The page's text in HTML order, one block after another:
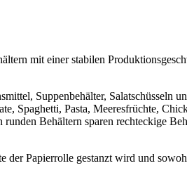
mit einer stabilen
Suppenbehälter,
Spaghetti, Pasta, Meeresfrüchte,
Behältern sparen rechteckige
der Papierrolle gestanzt wird und